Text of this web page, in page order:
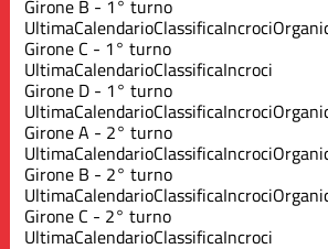
Girone B - 1° turno
UltimaCalendarioClassificaIncroci
Girone C - 1° turno
UltimaCalendarioClassificaIncroci
Girone D - 1° turno
UltimaCalendarioClassificaIncroci
Girone A - 2° turno
UltimaCalendarioClassificaIncroci
Girone B - 2° turno
UltimaCalendarioClassificaIncroci
Girone C - 2° turno
UltimaCalendarioClassificaIncroci